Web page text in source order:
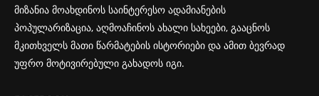
მიზანია მოახდინოს საინტერესო ადამიანების
პოპულარიზაცია, აღმოაჩინოს ახალი სახეები, გააცნოს
მკითხველს მათი წარმატების ისტორიები და ამით ბევრად
უფრო მოტივირებული გახადოს იგი.